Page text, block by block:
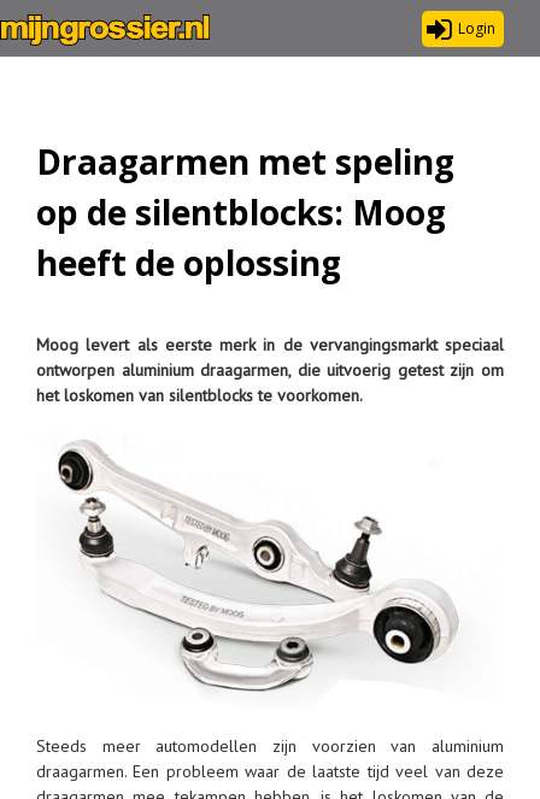
Login
Draagarmen met speling
op de silentblocks: Moog
heeft de oplossing
Moog levert als eerste merk in de vervangingsmarkt speciaal
ontworpen aluminium draagarmen, die uitvoerig getest zijn om
het loskomen van silentblocks te voorkomen.
Steeds meer automodellen zijn voorzien van aluminium
draagarmen. Een probleem waar de laatste tijd veel van deze